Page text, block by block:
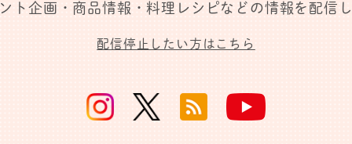
ト企画・商品情報・料理レシピなどの情報を配信
配信停止したい方はこちら